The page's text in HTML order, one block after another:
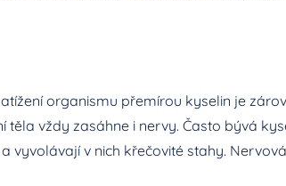
organismu přemírou kyselin je
těla vždy zasáhne i nervy. Často bývá
vyvolávají v nich křečovité stahy. Nervová